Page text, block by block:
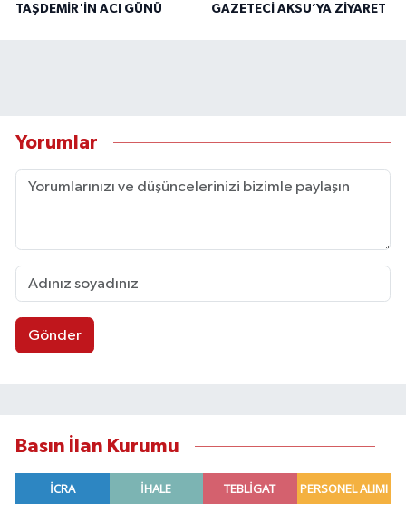
TAŞDEMİR'İN ACI GÜNÜ
GAZETECİ AKSU’YA ZİYARET
Yorumlar
Gönder
Basın İlan Kurumu